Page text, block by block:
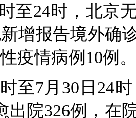
至24时，北京
增报告境外确
疫情病例10例
至7月30日24
出院326例，在